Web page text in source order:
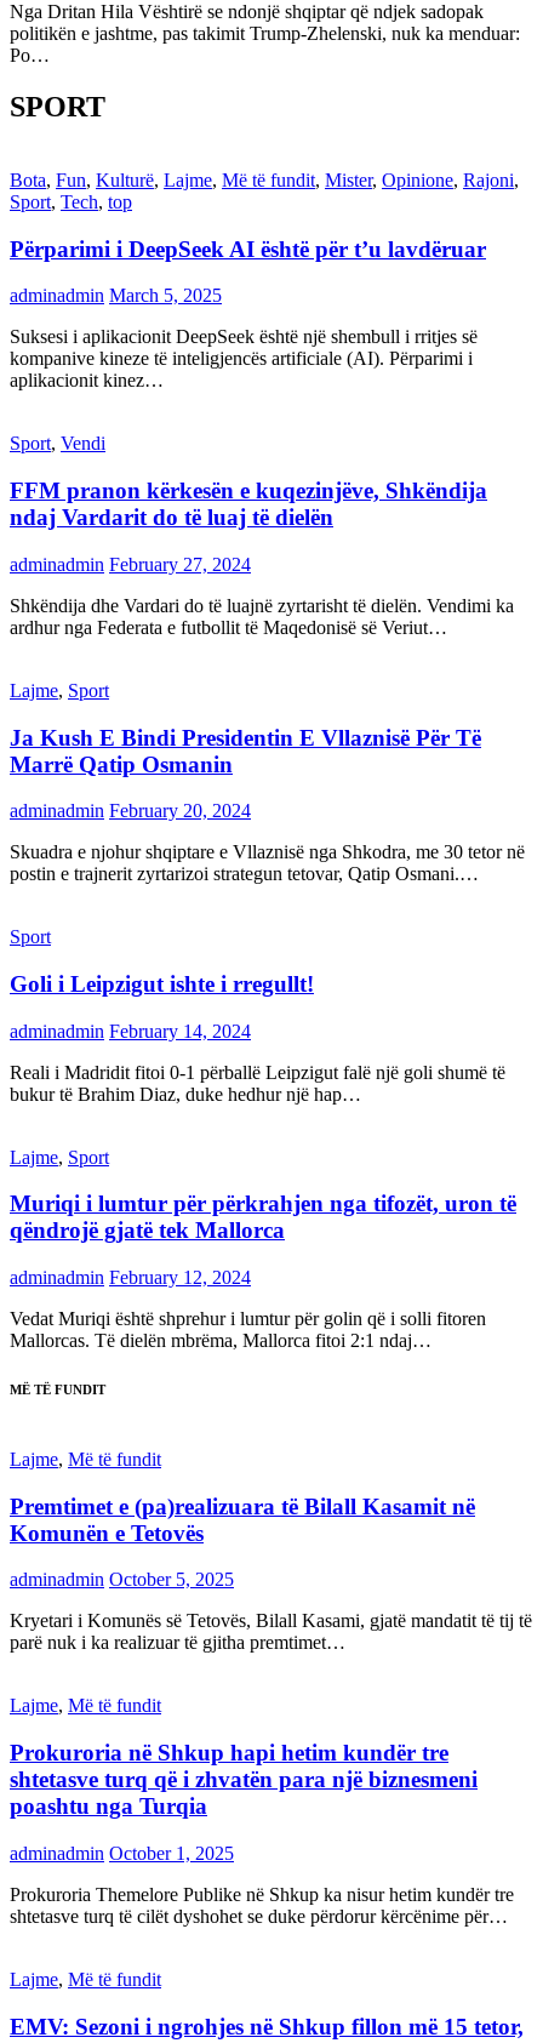
Nga Dritan Hila Vështirë se ndonjë shqiptar që ndjek sadopak
politikën e jashtme, pas takimit Trump-Zhelenski, nuk ka menduar:
Po…
SPORT
Bota, Fun, Kulturë, Lajme, Më të fundit, Mister, Opinione, Rajoni,
Sport, Tech, top
Përparimi i DeepSeek AI është për t’u lavdëruar
adminadmin March 5, 2025
Suksesi i aplikacionit DeepSeek është një shembull i rritjes së
kompanive kineze të inteligjencës artificiale (AI). Përparimi i
aplikacionit kinez…
Sport, Vendi
FFM pranon kërkesën e kuqezinjëve, Shkëndija
ndaj Vardarit do të luaj të dielën
adminadmin February 27, 2024
Shkëndija dhe Vardari do të luajnë zyrtarisht të dielën. Vendimi ka
ardhur nga Federata e futbollit të Maqedonisë së Veriut…
Lajme, Sport
Ja Kush E Bindi Presidentin E Vllaznisë Për Të
Marrë Qatip Osmanin
adminadmin February 20, 2024
Skuadra e njohur shqiptare e Vllaznisë nga Shkodra, me 30 tetor në
postin e trajnerit zyrtarizoi strategun tetovar, Qatip Osmani.…
Sport
Goli i Leipzigut ishte i rregullt!
adminadmin February 14, 2024
Reali i Madridit fitoi 0-1 përballë Leipzigut falë një goli shumë të
bukur të Brahim Diaz, duke hedhur një hap…
Lajme, Sport
Muriqi i lumtur për përkrahjen nga tifozët, uron të
qëndrojë gjatë tek Mallorca
adminadmin February 12, 2024
Vedat Muriqi është shprehur i lumtur për golin që i solli fitoren
Mallorcas. Të dielën mbrëma, Mallorca fitoi 2:1 ndaj…
MË TË FUNDIT
Lajme, Më të fundit
Premtimet e (pa)realizuara të Bilall Kasamit në
Komunën e Tetovës
adminadmin October 5, 2025
Kryetari i Komunës së Tetovës, Bilall Kasami, gjatë mandatit të tij të
parë nuk i ka realizuar të gjitha premtimet…
Lajme, Më të fundit
Prokuroria në Shkup hapi hetim kundër tre
shtetasve turq që i zhvatën para një biznesmeni
poashtu nga Turqia
adminadmin October 1, 2025
Prokuroria Themelore Publike në Shkup ka nisur hetim kundër tre
shtetasve turq të cilët dyshohet se duke përdorur kërcënime për…
Lajme, Më të fundit
EMV: Sezoni i ngrohjes në Shkup fillon më 15 tetor,